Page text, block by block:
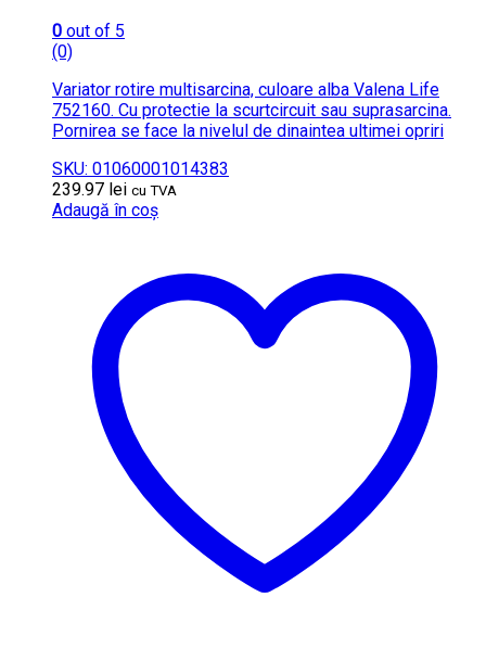
0 out of 5
(0)
Variator rotire multisarcina, culoare alba Valena Life
752160. Cu protectie la scurtcircuit sau suprasarcina.
Pornirea se face la nivelul de dinaintea ultimei opriri
SKU: 01060001014383
239.97 lei cu TVA
Adaugă în coș